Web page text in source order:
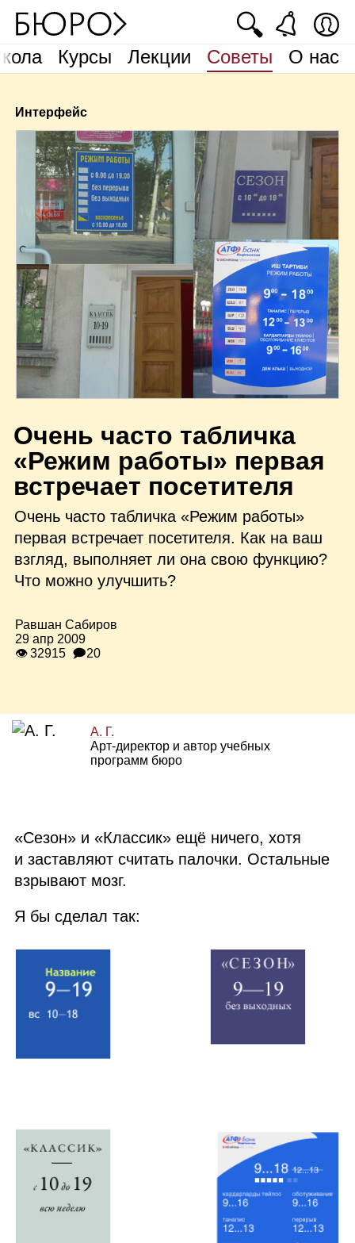
Курсы Лекции Советы О нас
🔍
Интерфейс
Очень часто табличка
«Режим работы» первая
встречает посетителя
Очень часто табличка «Режим работы»
первая встречает посетителя. Как на ваш
взгляд, выполняет ли она свою функцию?
Что можно улучшить?
Равшан Сабиров
29 апр 2009
👁 32915 🗩20
А. Г.
Арт‑директор и автор учебных
программ бюро
«Сезон» и «Классик» ещё ничего, хотя
и заставляют считать палочки. Остальные
взрывают мозг.
Я бы сделал так: